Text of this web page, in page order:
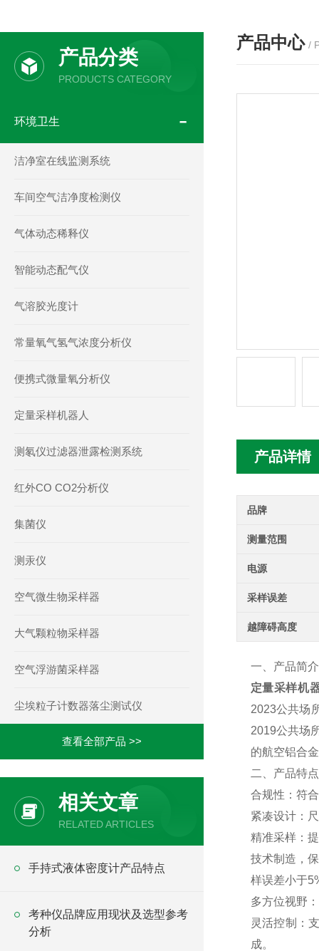
产品中心 /
产品详情
品牌
测量范围
电源
采样误差
越障碍高度
一、产品简介
定量采样机
2023公共场
2019公共场
的航空铝合
二、产品特点
合规性：符
紧凑设计：
精准采样：
技术制造，
样误差小于
多方位视野
灵活控制：
成。
产品分类
PRODUCTS CATEGORY
环境卫生
洁净室在线监测系统
车间空气洁净度检测仪
气体动态稀释仪
智能动态配气仪
气溶胶光度计
常量氧气氢气浓度分析仪
便携式微量氧分析仪
定量采样机器人
测氡仪过滤器泄露检测系统
红外CO CO2分析仪
集菌仪
测汞仪
空气微生物采样器
大气颗粒物采样器
空气浮游菌采样器
尘埃粒子计数器落尘测试仪
查看全部产品 >>
相关文章
RELATED ARTICLES
手持式液体密度计产品特点
考种仪品牌应用现状及选型参考
分析